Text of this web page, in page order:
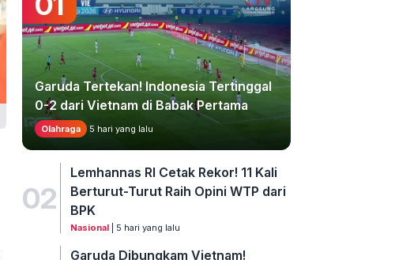
Garuda Tertekan! Indonesia Tertinggal
0-2 dari Vietnam di Babak Pertama
Olahraga 5 hari yang lalu
02
Lemhannas RI Cetak Rekor! 11 Kali
Berturut-Turut Raih Opini WTP dari
BPK
Nasional| 5 hari yang lalu
Garuda Dibungkam Vietnam!